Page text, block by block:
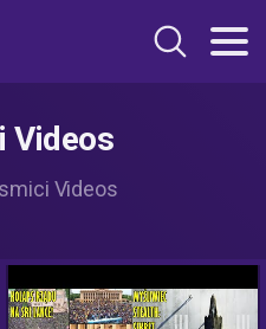
Videos
Videos